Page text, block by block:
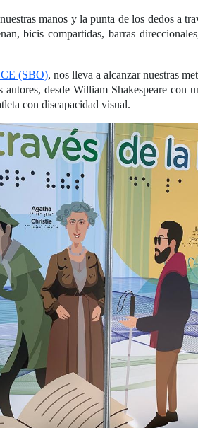
manos y la punta de los dedos a
bicis compartidas, barras
(SBO), nos lleva a alcanzar nuestras
desde William Shakespeare con
con discapacidad visual.